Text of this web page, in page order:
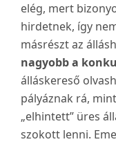
elég, mert
hirdetnek, így
másrészt az
nagyobb a
álláskereső
pályáznak rá,
„elhintett” üres
szokott lenni.